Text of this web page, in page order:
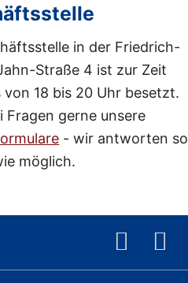
in der Friedrich-
Straße 4 ist zur Zeit
von 18 bis 20 Uhr besetzt.
Fragen gerne unsere
- wir antworten so
möglich.